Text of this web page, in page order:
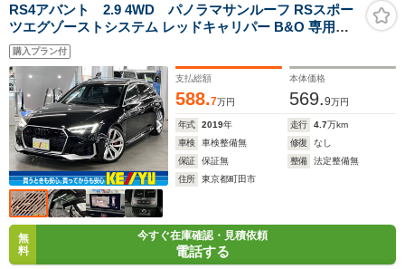
RS4アバント 2.9 4WD パノラマサンルーフ RSスポー
ツエグゾーストシステム レッドキャリパー B&O 専用レ
ザー 前後シートヒーター HUD バーチャルコックピット
パークアシスト サラウンドビュー マトリクスLED MMIナ
ビ ETC2.0
購入プラン付
支払総額
588.7万円
本体価格
569.9万円
年式 2019年 走行 4.7万km
車検
車検整備無 修復
なし
保証
保証無 整備
法定整備無
住所
東京都町田市
無
料
今すぐ在庫確認・見積依頼
電話する